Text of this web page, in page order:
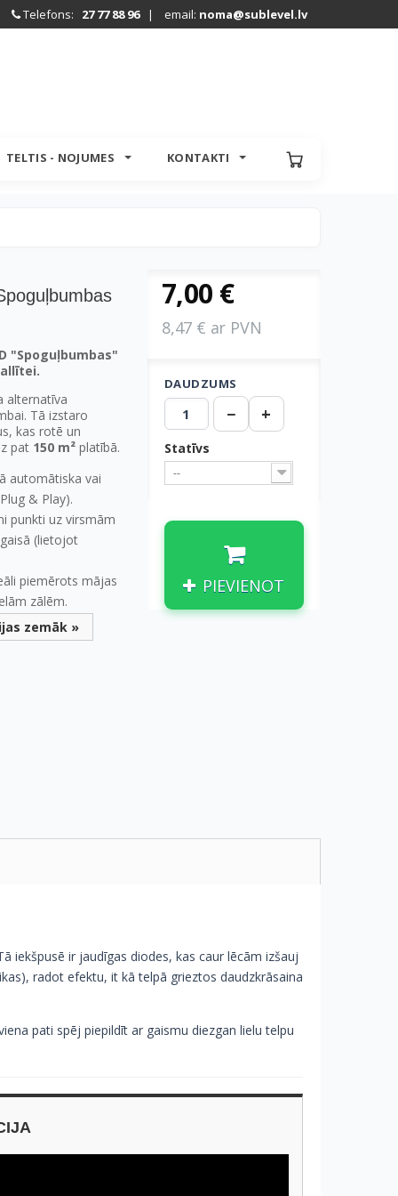
Telefons: 27 77 88 96| email: noma@sublevel.lv
TELTIS - NOJUMES KONTAKTI
"Spoguļbumbas"
alternatīva
Tā izstaro
kas rotē un
pat 150 m² platībā.
automātiska vai
& Play).
punkti uz virsmām
(lietojot
piemērots mājas
zālēm.
zemāk »
7,00 €
8,47 € ar PVN
DAUDZUMS
− +
Statīvs
--
PIEVIENOT
iekšpusē ir jaudīgas diodes, kas caur lēcām izšauj
radot efektu, it kā telpā grieztos daudzkrāsaina
pati spēj piepildīt ar gaismu diezgan lielu telpu